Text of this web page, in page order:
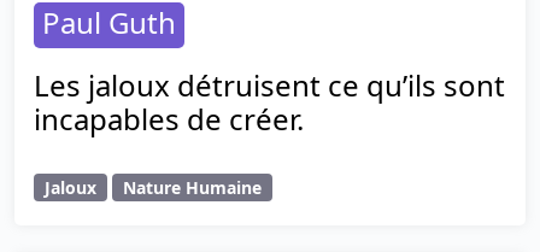
Paul Guth
Les jaloux détruisent ce qu’ils sont
incapables de créer.
Jaloux Nature Humaine